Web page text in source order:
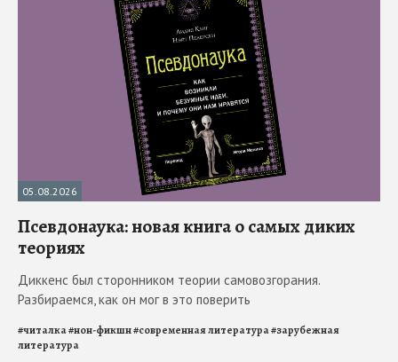
05.08.2026
Псевдонаука: новая книга о самых диких
теориях
Диккенс был сторонником теории самовозгорания.
Разбираемся, как он мог в это поверить
#читалка#нон-фикшн#современная литература#зарубежная
литература